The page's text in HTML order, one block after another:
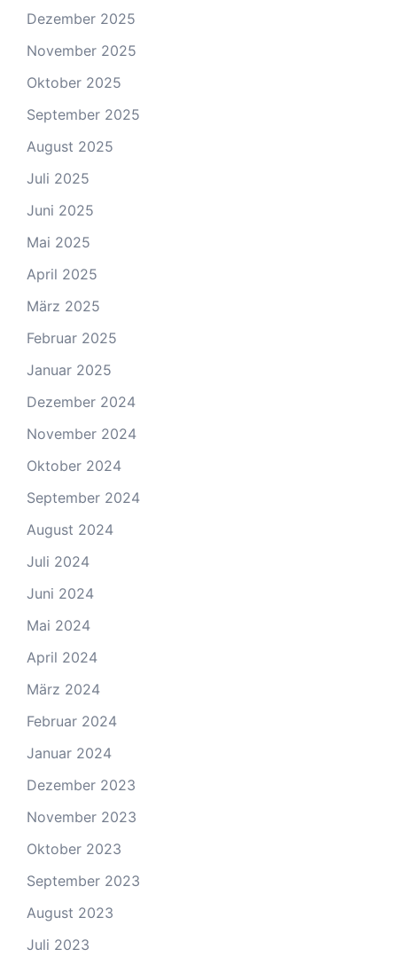
Dezember 2025
November 2025
Oktober 2025
September 2025
August 2025
Juli 2025
Juni 2025
Mai 2025
April 2025
März 2025
Februar 2025
Januar 2025
Dezember 2024
November 2024
Oktober 2024
September 2024
August 2024
Juli 2024
Juni 2024
Mai 2024
April 2024
März 2024
Februar 2024
Januar 2024
Dezember 2023
November 2023
Oktober 2023
September 2023
August 2023
Juli 2023